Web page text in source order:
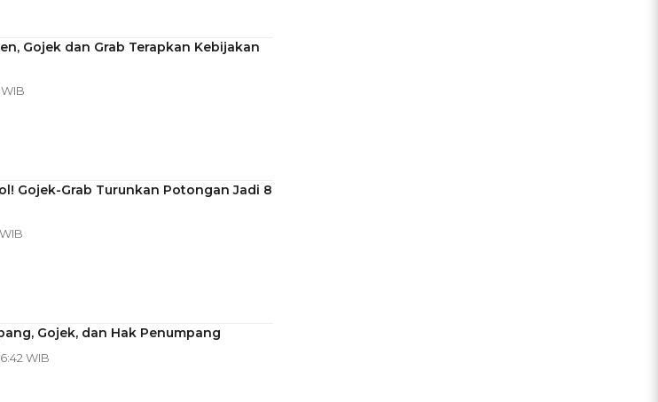
Gojek dan Grab Terapkan Kebijakan
Gojek-Grab Turunkan Potongan Jadi 8
Gojek, dan Hak Penumpang
WIB